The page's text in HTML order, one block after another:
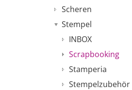
Scheren
Stempel
INBOX
Scrapbooking
Stamperia
Stempelzubehör